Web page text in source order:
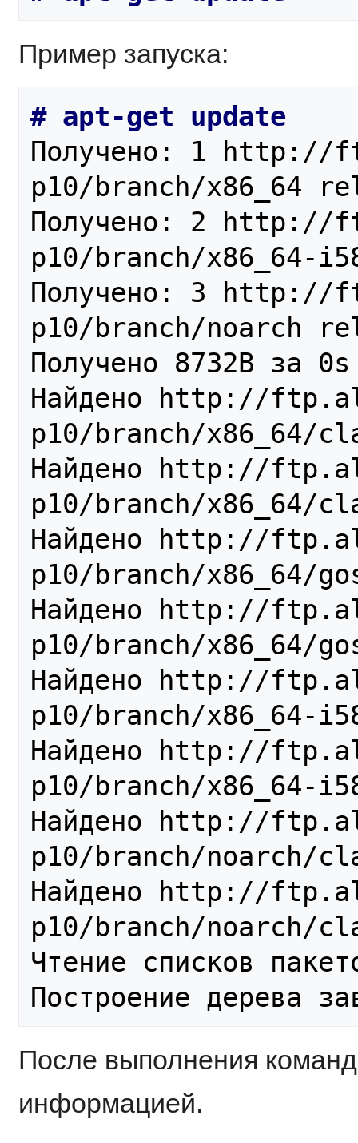
Пример запуска:
Получено: 1
p10/branch/x86_64
Получено: 2
p10/branch/x86_64-
Получено: 3
p10/branch/noarch
Получено 8732B за
Найдено http://
p10/branch/x86_64/
Найдено http://
p10/branch/x86_64/
Найдено http://
p10/branch/x86_64/
Найдено http://
p10/branch/x86_64/
Найдено http://
p10/branch/
Найдено http://
p10/branch/x86_64-
Найдено http://
p10/branch/noarch/
Найдено http://
p10/branch/noarch/
Чтение списков
После выполнения
информацией.